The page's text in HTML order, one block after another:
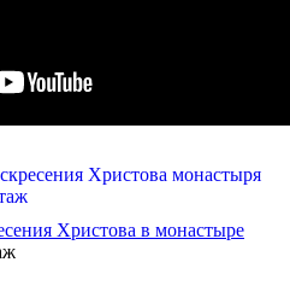
Христова в монастыре